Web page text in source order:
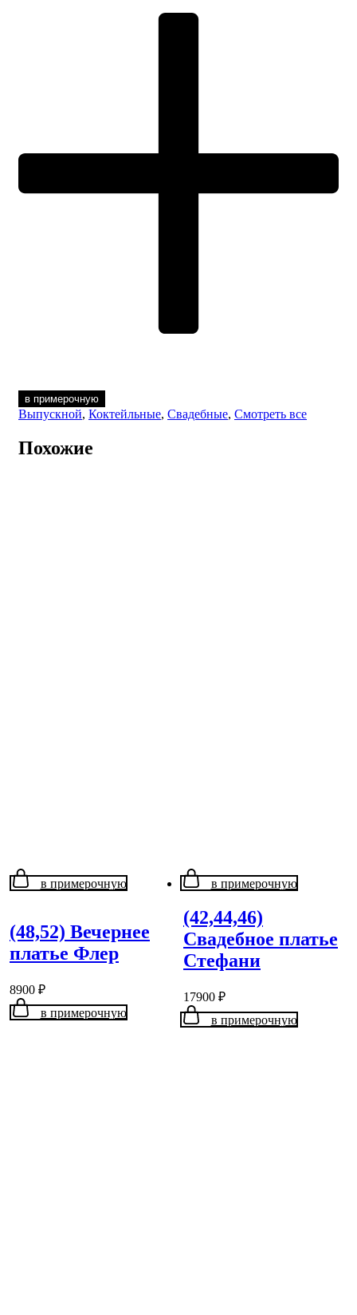
в примерочную
Выпускной, Коктейльные, Свадебные, Смотреть все
Похожие
в примерочную
(48,52) Вечернее
платье Флер
8900 ₽
в примерочную
в примерочную
(42,44,46)
Свадебное платье
Стефани
17900 ₽
в примерочную